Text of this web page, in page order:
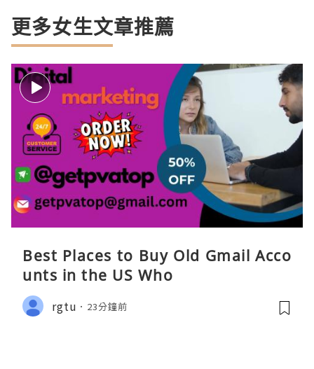
更多女生文章推薦
Best Places to Buy Old Gmail Acco
unts in the US Who
rgtu 23分鐘前